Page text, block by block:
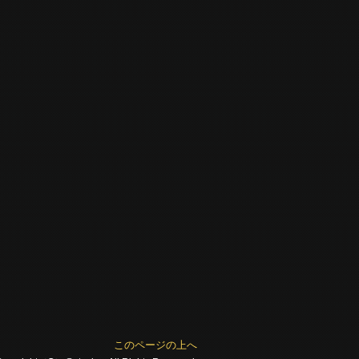
このページの上へ